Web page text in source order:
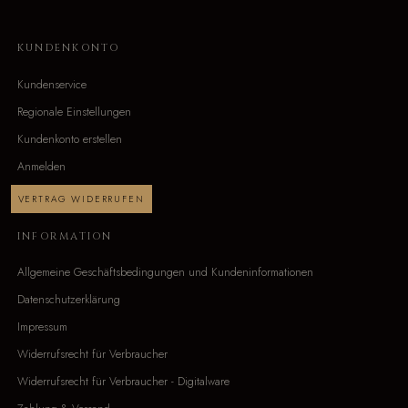
KUNDENKONTO
Kundenservice
Regionale Einstellungen
Kundenkonto erstellen
Anmelden
VERTRAG WIDERRUFEN
INFORMATION
Allgemeine Geschäftsbedingungen und Kundeninformationen
Datenschutzerklärung
Impressum
Widerrufsrecht für Verbraucher
Widerrufsrecht für Verbraucher - Digitalware